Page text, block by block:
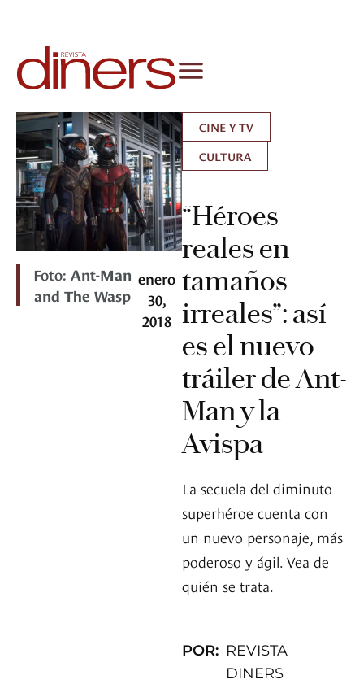
Foto: Ant-Man
and The Wasp
enero
30,
2018
CINE Y TV
CULTURA
“Héroes
reales en
tamaños
irreales”: así
es el nuevo
tráiler de Ant-
Man y la
Avispa
La secuela del diminuto
superhéroe cuenta con
un nuevo personaje, más
poderoso y ágil. Vea de
quién se trata.
POR: REVISTA
DINERS